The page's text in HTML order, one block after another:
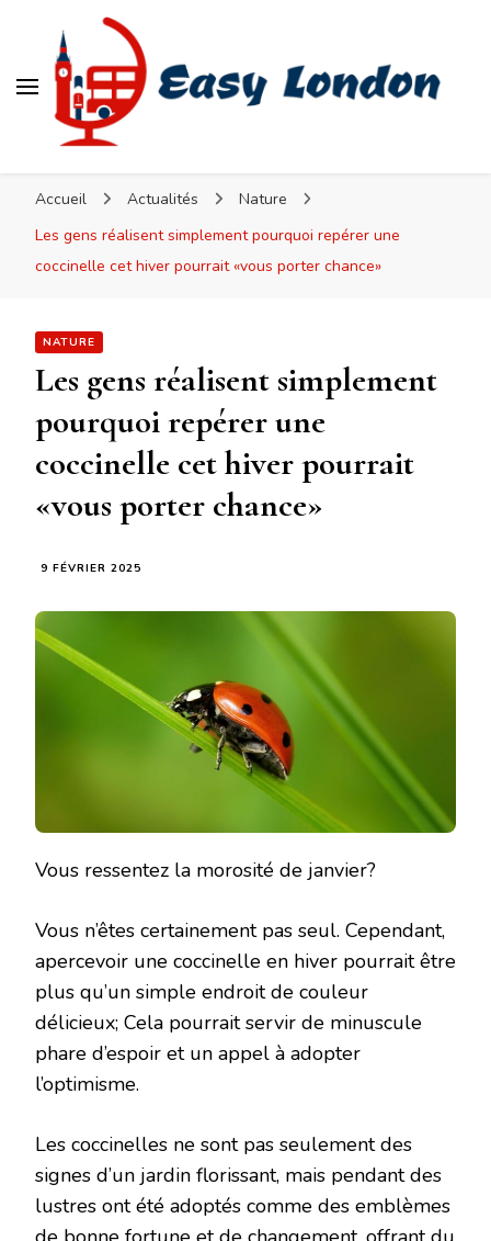
Accueil Actualités
Nature
Les gens réalisent simplement pourquoi repérer une
coccinelle cet hiver pourrait «vous porter chance»
NATURE
Les gens réalisent simplement
pourquoi repérer une
coccinelle cet hiver pourrait
«vous porter chance»
9 FÉVRIER 2025
Vous ressentez la morosité de janvier?
Vous n’êtes certainement pas seul. Cependant,
apercevoir une coccinelle en hiver pourrait être
plus qu’un simple endroit de couleur
délicieux; Cela pourrait servir de minuscule
phare d’espoir et un appel à adopter
l’optimisme.
Les coccinelles ne sont pas seulement des
signes d’un jardin florissant, mais pendant des
lustres ont été adoptés comme des emblèmes